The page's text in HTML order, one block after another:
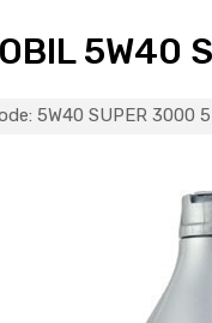
5W40
5W40 SUPER 3000